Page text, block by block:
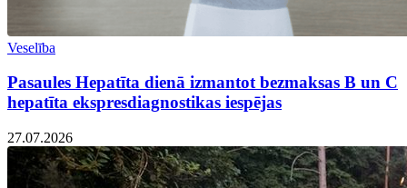
Veselība
Pasaules Hepatīta dienā izmantot bezmaksas B un C
hepatīta ekspresdiagnostikas iespējas
27.07.2026